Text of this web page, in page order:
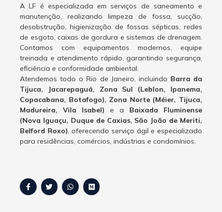
A LF é especializada em serviços de saneamento e
manutenção, realizando limpeza de fossa, sucção,
desobstrução, higienização de fossas sépticas, redes
de esgoto, caixas de gordura e sistemas de drenagem.
Contamos com equipamentos modernos, equipe
treinada e atendimento rápido, garantindo segurança,
eficiência e conformidade ambiental.
Atendemos todo o Rio de Janeiro, incluindo Barra da
Tijuca, Jacarepaguá, Zona Sul (Leblon, Ipanema,
Copacabana, Botafogo), Zona Norte (Méier, Tijuca,
Madureira, Vila Isabel) e a Baixada Fluminense
(Nova Iguaçu, Duque de Caxias, São João de Meriti,
Belford Roxo), oferecendo serviço ágil e especializado
para residências, comércios, indústrias e condomínios.